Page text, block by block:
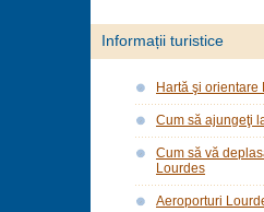
Informații turistice
Hartă şi orientare
Cum să ajungeţi
Cum să vă
Lourdes
Aeroporturi